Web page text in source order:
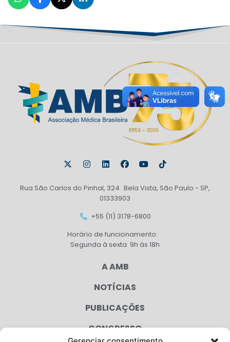
Rua São Carlos do Pinhal, 324 Bela Vista, São Paulo - SP,
01333903
+55 (11) 3178-6800
Horário de funcionamento:
Segunda à sexta: 9h às 18h
A AMB
NOTÍCIAS
PUBLICAÇÕES
CONGRESSO